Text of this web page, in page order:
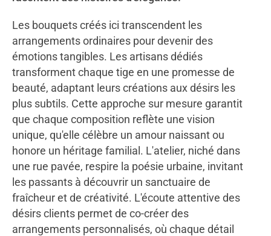
Les bouquets créés ici transcendent les
arrangements ordinaires pour devenir des
émotions tangibles. Les artisans dédiés
transforment chaque tige en une promesse de
beauté, adaptant leurs créations aux désirs les
plus subtils. Cette approche sur mesure garantit
que chaque composition reflète une vision
unique, qu'elle célèbre un amour naissant ou
honore un héritage familial. L'atelier, niché dans
une rue pavée, respire la poésie urbaine, invitant
les passants à découvrir un sanctuaire de
fraîcheur et de créativité. L'écoute attentive des
désirs clients permet de co-créer des
arrangements personnalisés, où chaque détail